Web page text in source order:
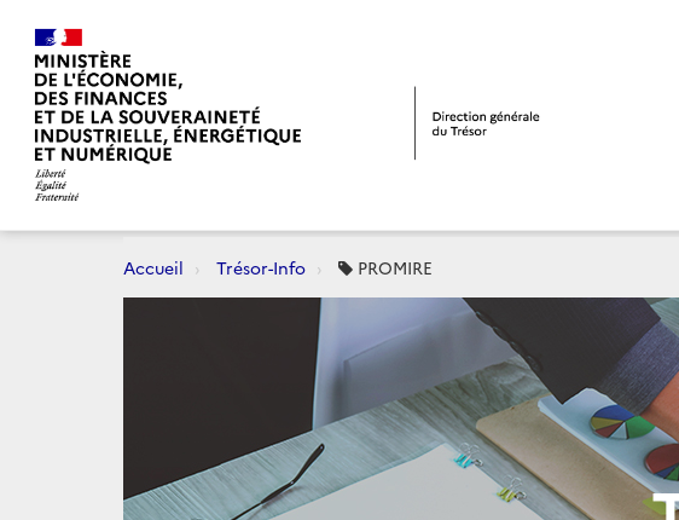
Accueil Trésor-Info PROMIRE